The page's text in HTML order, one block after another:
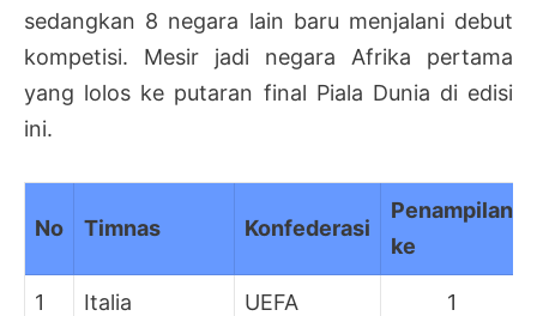
sedangkan 8 negara lain baru menjalani debut
kompetisi. Mesir jadi negara Afrika pertama
yang lolos ke putaran final Piala Dunia di edisi
ini.
No Timnas Konfederasi
Penampilan
ke
1 Italia UEFA 1